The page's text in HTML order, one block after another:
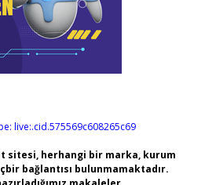
live:.cid.575569c608265c69
sitesi, herhangi bir marka, kurum
bağlantısı bulunmamaktadır.